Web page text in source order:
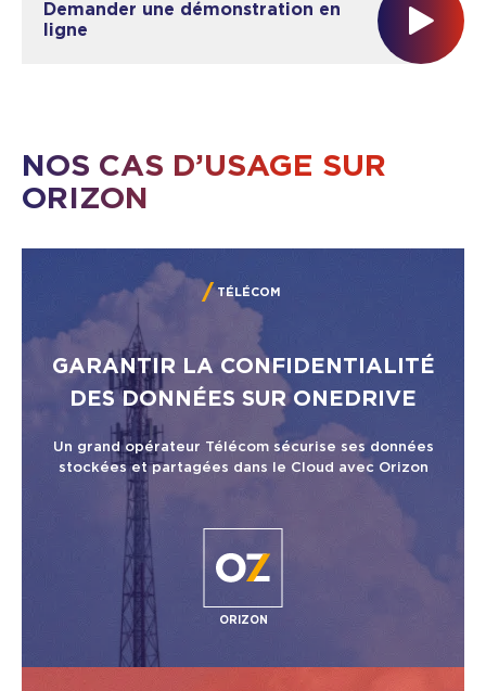
Demander une démonstration en
ligne
NOS CAS D’USAGE SUR
ORIZON
TÉLÉCOM
GARANTIR LA CONFIDENTIALITÉ
DES DONNÉES SUR ONEDRIVE
Un grand opérateur Télécom sécurise ses données
stockées et partagées dans le Cloud avec Orizon
ORIZON